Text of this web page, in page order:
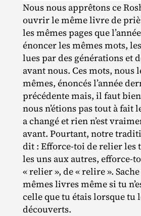
Nous nous apprêtons ce
ouvrir le même livre de
les mêmes pages que
énoncer les mêmes mots,
lues par des générations et
avant nous. Ces mots, nous
mêmes, énoncés l’année
précédente mais, il faut bien
nous n’étions pas tout à fait
a changé et rien n’est
avant. Pourtant, notre
dit : Efforce‐​toi de relier les
les uns aux autres,
« relier », de « relire ».
mêmes livres même si tu
celle que tu étais lorsque tu
découverts.